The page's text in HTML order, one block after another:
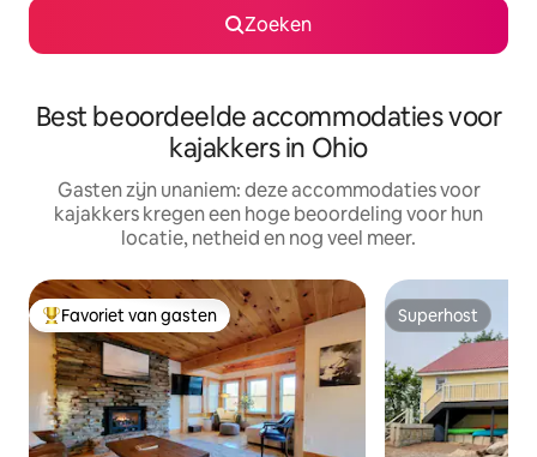
Zoeken
Best beoordeelde accommodaties voor
kajakkers in Ohio
Gasten zijn unaniem: deze accommodaties voor
kajakkers kregen een hoge beoordeling voor hun
locatie, netheid en nog veel meer.
Topfavoriet van gasten
Favoriet van gasten Superhost
Superhost